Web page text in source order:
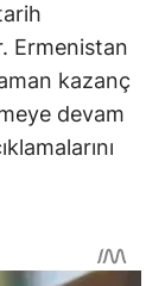
Ermenistan
kazanç
devam